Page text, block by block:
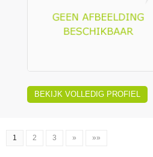
BEKIJK VOLLEDIG PROFIEL
1 2 3 » »»